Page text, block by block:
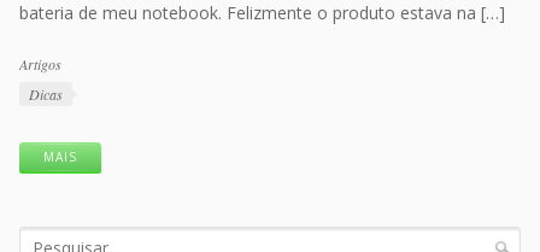
bateria de meu notebook. Felizmente o produto estava na […]
Categorias
Artigos
Tags
Dicas
MAIS